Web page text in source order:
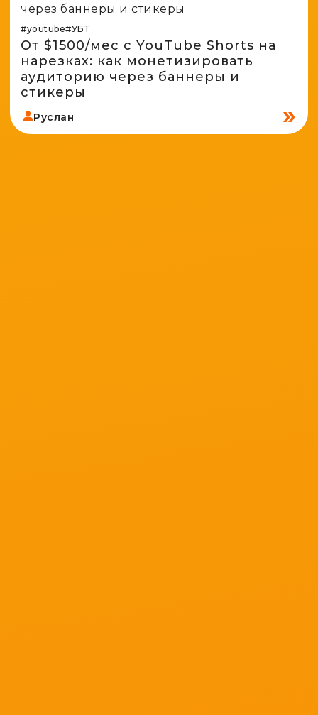
#youtube#УБТ
От $1500/мес с YouTube Shorts на
нарезках: как монетизировать
аудиторию через баннеры и
стикеры
Руслан